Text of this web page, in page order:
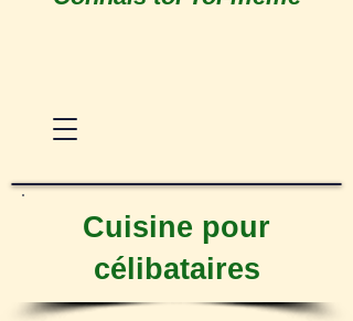
Cuisine pour
célibataires